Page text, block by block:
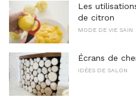
Les
de citron
MODE DE VIE SAIN
Écrans de
IDÉES DE SALON